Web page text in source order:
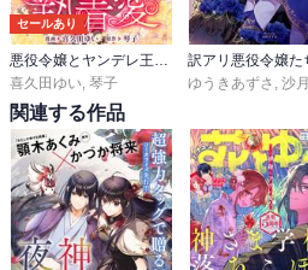
セールあり
悪役令嬢とヤンデレ王子の執着愛
喜久田ゆい, 琴子
ゆうきあずさ , 沙月
関連する作品